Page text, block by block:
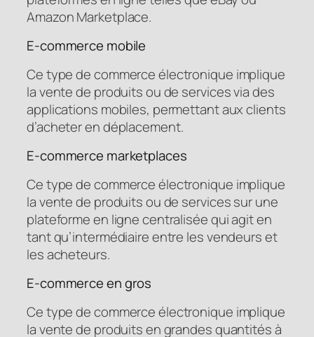
Amazon Marketplace.
E-commerce mobile
Ce type de commerce électronique implique
la vente de produits ou de services via des
applications mobiles, permettant aux clients
d’acheter en déplacement.
E-commerce marketplaces
Ce type de commerce électronique implique
la vente de produits ou de services sur une
plateforme en ligne centralisée qui agit en
tant qu’intermédiaire entre les vendeurs et
les acheteurs.
E-commerce en gros
Ce type de commerce électronique implique
la vente de produits en grandes quantités à